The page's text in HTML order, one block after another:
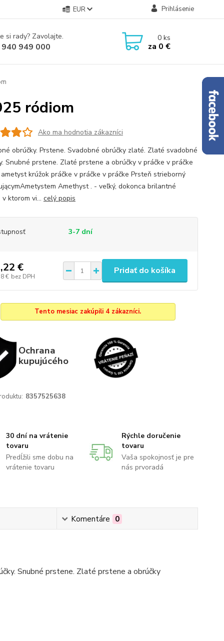
EUR Prihlásenie
si rady? Zavolajte.
949 000
0ks
za 0 €
ródiom
Ako ma hodnotia zákazníci
obrúčky. Prstene. Svadobné obrúčky zlaté. Zlaté svadobné
Snubné prstene. Zlaté prstene a obrúčky v práčke v práčke
krúžok práčke v práčke v práčke Prsteň strieborný
Amethyst . - veľký, dokonca brilantné
v ktorom vi... celý popis
3-7 dní
€
€ bez DPH
Pridať do košíka
Tento mesiac zakúpili 4 zákazníci.
Ochrana
kupujúcého
8357525638
30 dní na vrátenie
tovaru
Predĺžili sme dobu na
vrátenie tovaru
Rýchle doručenie
tovaru
Vaša spokojnosť je pre
nás prvoradá
Komentáre 0
Snubné prstene. Zlaté prstene a obrúčky